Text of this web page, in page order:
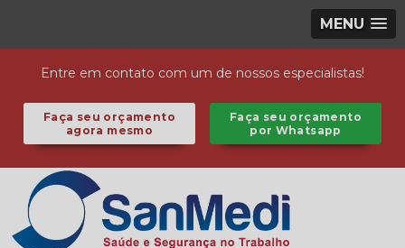
MENU
Entre em contato com um de nossos especialistas!
Faça seu orçamento
agora mesmo
Faça seu orçamento
por Whatsapp